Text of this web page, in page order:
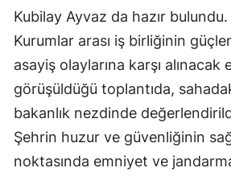
Kubilay Ayvaz da hazır bulundu.
Kurumlar arası iş birliğinin
asayiş olaylarına karşı
görüşüldüğü toplantıda,
bakanlık nezdinde
Şehrin huzur ve güvenliğinin
noktasında emniyet ve